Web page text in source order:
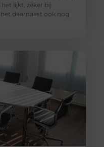
lijkt, zeker bij
daarnaast ook nog